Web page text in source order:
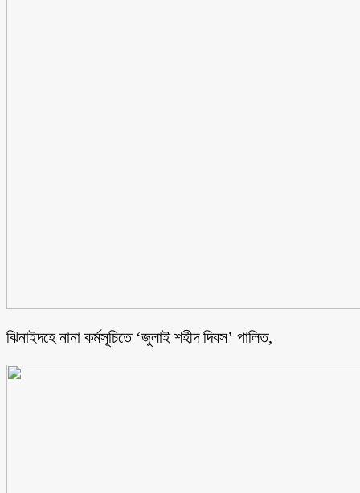
ঝিনাইদহে নানা কর্মসূচিতে ‘জুলাই শহীদ দিবস’ পালিত,